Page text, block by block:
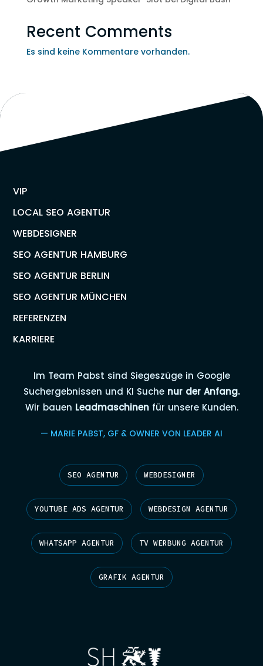
Recent Comments
Es sind keine Kommentare vorhanden.
VIP
LOCAL SEO AGENTUR
WEBDESIGNER
SEO AGENTUR HAMBURG
SEO AGENTUR BERLIN
SEO AGENTUR MÜNCHEN
REFERENZEN
KARRIERE
Im Team Pabst sind Siegeszüge in Google
Suchergebnissen und KI Suche nur der Anfang.
Wir bauen Leadmaschinenfür unsere Kunden.
— MARIE PABST, GF & OWNER VON LEADER AI
SEO AGENTUR WEBDESIGNER
YOUTUBE ADS AGENTUR WEBDESIGN AGENTUR
WHATSAPP AGENTUR TV WERBUNG AGENTUR
GRAFIK AGENTUR